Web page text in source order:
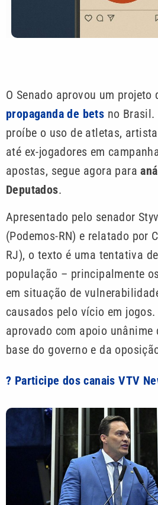
O Senado aprovou um projeto
propaganda de bets no Brasil.
proíbe o uso de atletas,
até ex-jogadores em
apostas, segue agora para
Deputados.
Apresentado pelo senador
(Podemos-RN) e relatado por
RJ), o texto é uma tentativa
população – principalmente
em situação de
causados pelo vício em
aprovado com apoio unânime
base do governo e da
? Participe dos canais VTV